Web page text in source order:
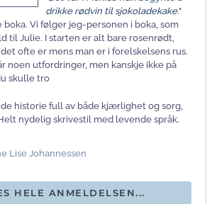
drikke rødvin til sjokoladekake."
boka. Vi følger jeg-personen i boka, som
til Julie. I starten er alt bare rosenrødt,
ofte er mens man er i forelskelsens rus.
noen utfordringer, men kanskje ikke på
skulle tro
historie full av både kjærlighet og sorg,
nydelig skrivestil med levende språk.
Lise Johannessen
HELE ANMELDELSEN...